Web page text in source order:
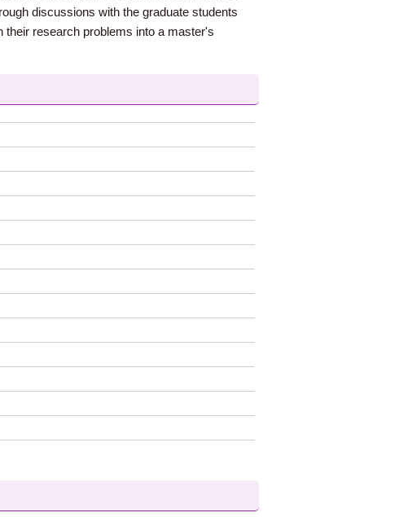
discussions with the graduate students
their research problems into a master's